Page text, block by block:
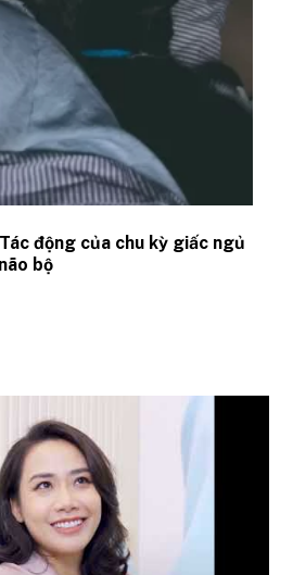
động của chu kỳ giấc ngủ
bộ